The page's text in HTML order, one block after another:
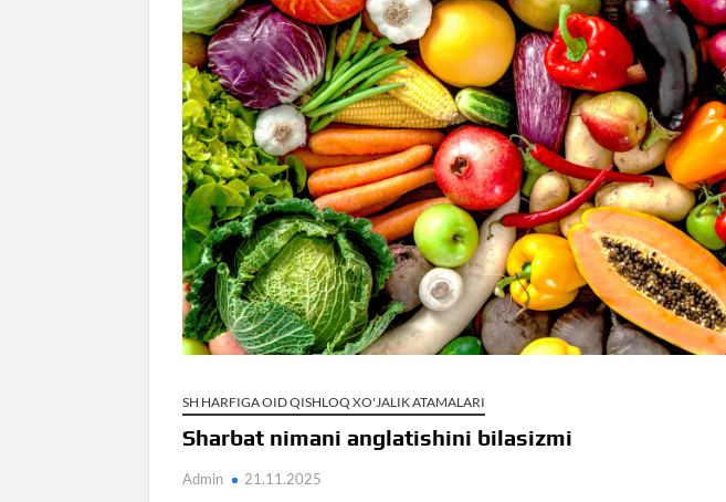
SH HARFIGA OID QISHLOQ XO'JALIK ATAMALARI
Sharbat nimani anglatishini bilasizmi
Admin 21.11.2025